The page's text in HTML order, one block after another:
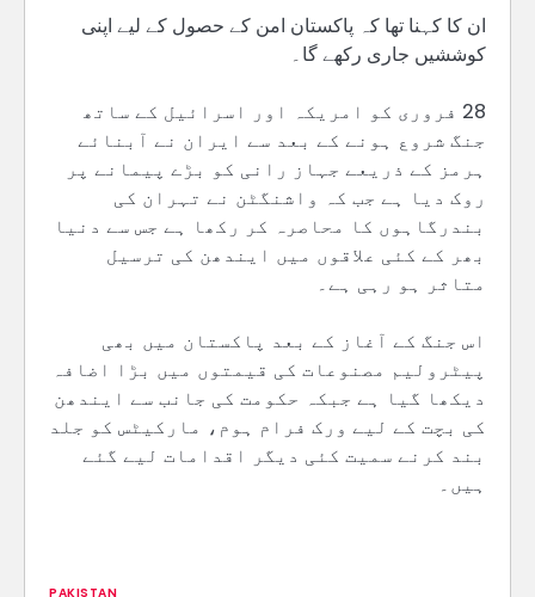
ان کا کہنا تھا کہ پاکستان امن کے حصول کے لیے اپنی
کوششیں جاری رکھے گا۔
28 فروری کو امریکہ اور اسرائیل کے ساتھ
جنگ شروع ہونے کے بعد سے ایران نے آبنائے
ہرمز کے ذریعے جہاز رانی کو بڑے پیمانے پر
روک دیا ہے جب کہ واشنگٹن نے تہران کی
بندرگاہوں کا محاصرہ کر رکھا ہے جس سے دنیا
بھر کے کئی علاقوں میں ایندھن کی ترسیل
متاثر ہو رہی ہے۔
اس جنگ کے آغاز کے بعد پاکستان میں بھی
پیٹرولیم مصنوعات کی قیمتوں میں بڑا اضافہ
دیکھا گیا ہے جبکہ حکومت کی جانب سے ایندھن
کی بچت کے لیے ورک فرام ہوم، مارکیٹس کو جلد
بند کرنے سمیت کئی دیگر اقدامات لیے گئے
ہیں۔
PAKISTAN